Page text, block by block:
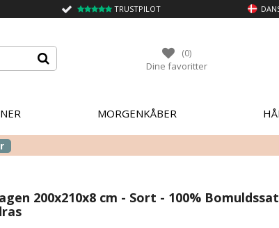
TRUSTPILOT
(0)
Dine favoritter
MORGENKÅBER
200x210x8 cm - Sort - 100%